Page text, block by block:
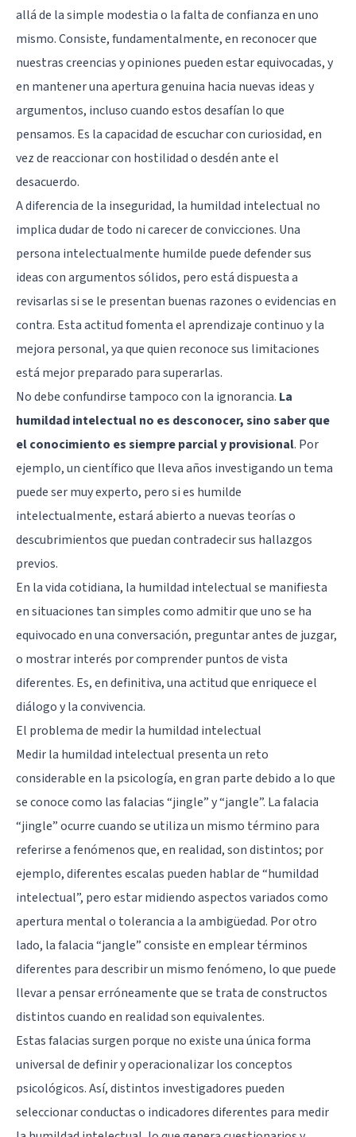
allá de la simple modestia o la falta de confianza en uno
mismo. Consiste, fundamentalmente, en reconocer que
nuestras creencias y opiniones pueden estar equivocadas, y
en mantener una apertura genuina hacia nuevas ideas y
argumentos, incluso cuando estos desafían lo que
pensamos. Es la capacidad de escuchar con curiosidad, en
vez de reaccionar con hostilidad o desdén ante el
desacuerdo.
A diferencia de la inseguridad, la humildad intelectual no
implica dudar de todo ni carecer de convicciones. Una
persona intelectualmente humilde puede defender sus
ideas con argumentos sólidos, pero está dispuesta a
revisarlas si se le presentan buenas razones o evidencias en
contra. Esta actitud fomenta el aprendizaje continuo y la
mejora personal, ya que quien reconoce sus limitaciones
está mejor preparado para superarlas.
No debe confundirse tampoco con la ignorancia. La
humildad intelectual no es desconocer, sino saber que
el conocimiento es siempre parcial y provisional. Por
ejemplo, un científico que lleva años investigando un tema
puede ser muy experto, pero si es humilde
intelectualmente, estará abierto a nuevas teorías o
descubrimientos que puedan contradecir sus hallazgos
previos.
En la vida cotidiana, la humildad intelectual se manifiesta
en situaciones tan simples como admitir que uno se ha
equivocado en una conversación, preguntar antes de juzgar,
o mostrar interés por comprender puntos de vista
diferentes. Es, en definitiva, una actitud que enriquece el
diálogo y la convivencia.
El problema de medir la humildad intelectual
Medir la humildad intelectual presenta un reto
considerable en la psicología, en gran parte debido a lo que
se conoce como las falacias “jingle” y “jangle”. La falacia
“jingle” ocurre cuando se utiliza un mismo término para
referirse a fenómenos que, en realidad, son distintos; por
ejemplo, diferentes escalas pueden hablar de “humildad
intelectual”, pero estar midiendo aspectos variados como
apertura mental o tolerancia a la ambigüedad. Por otro
lado, la falacia “jangle” consiste en emplear términos
diferentes para describir un mismo fenómeno, lo que puede
llevar a pensar erróneamente que se trata de constructos
distintos cuando en realidad son equivalentes.
Estas falacias surgen porque no existe una única forma
universal de definir y operacionalizar los conceptos
psicológicos. Así, distintos investigadores pueden
seleccionar conductas o indicadores diferentes para medir